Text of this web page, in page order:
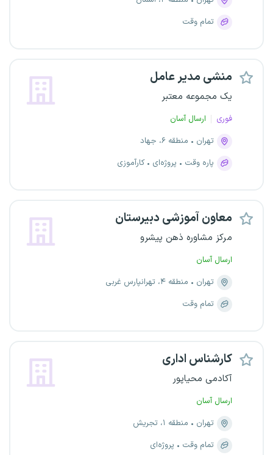
تمام وقت
منشی مدیر عامل
یک مجموعه معتبر
فوری
ارسال آسان
تهران
منطقه ۶، جهاد
پاره وقت
پروژه‌ای کارآموزی
معاون آموزشی دبیرستان
مرکز مشاوره ذهن پیشرو
ارسال آسان
تهران
منطقه ۴، تهرانپارس غربی
تمام وقت
کارشناس اداری
آکادمی محیاپور
ارسال آسان
تهران
منطقه ۱، تجریش
تمام وقت
پروژه‌ای